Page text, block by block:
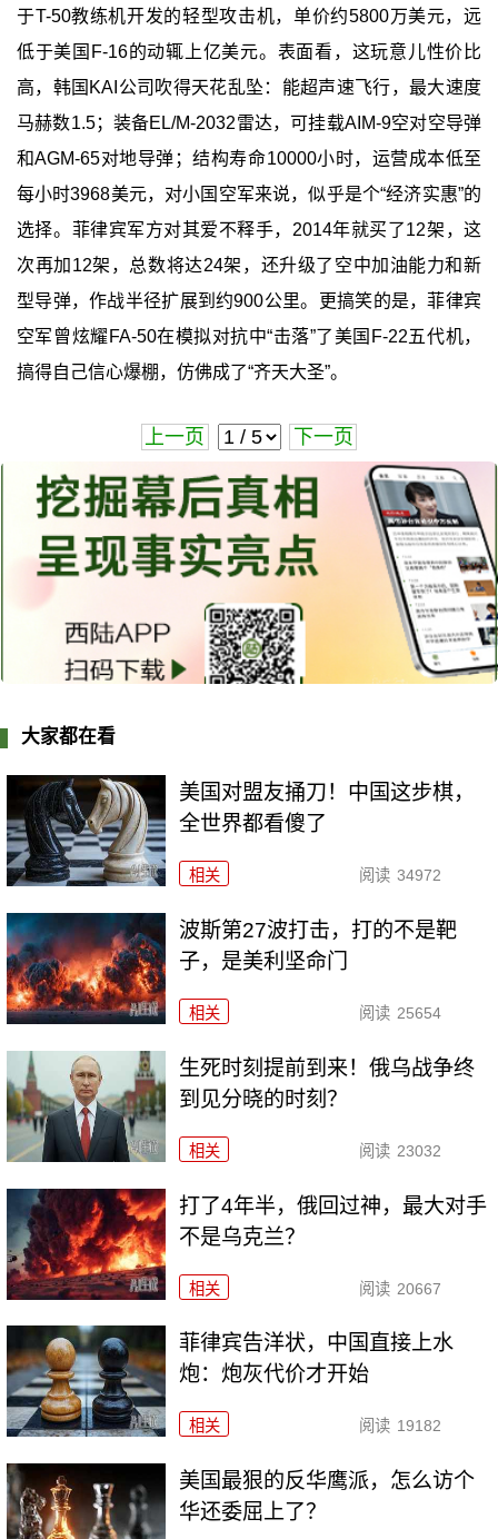
于T-50教练机开发的轻型攻击机，单价约5800万美元，远
低于美国F-16的动辄上亿美元。表面看，这玩意儿性价比
高，韩国KAI公司吹得天花乱坠：能超声速飞行，最大速度
马赫数1.5；装备EL/M-2032雷达，可挂载AIM-9空对空导弹
和AGM-65对地导弹；结构寿命10000小时，运营成本低至
每小时3968美元，对小国空军来说，似乎是个“经济实惠”的
选择。菲律宾军方对其爱不释手，2014年就买了12架，这
次再加12架，总数将达24架，还升级了空中加油能力和新
型导弹，作战半径扩展到约900公里。更搞笑的是，菲律宾
空军曾炫耀FA-50在模拟对抗中“击落”了美国F-22五代机，
搞得自己信心爆棚，仿佛成了“齐天大圣”。
上一页 下一页
大家都在看
美国对盟友捅刀！中国这步棋，
全世界都看傻了
相关 阅读 34972
波斯第27波打击，打的不是靶
子，是美利坚命门
相关 阅读 25654
生死时刻提前到来！俄乌战争终
到见分晓的时刻？
相关 阅读 23032
打了4年半，俄回过神，最大对手
不是乌克兰？
相关 阅读 20667
菲律宾告洋状，中国直接上水
炮：炮灰代价才开始
相关 阅读 19182
美国最狠的反华鹰派，怎么访个
华还委屈上了？